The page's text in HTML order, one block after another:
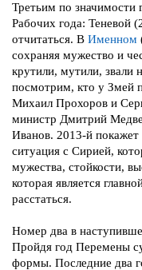
Третьим по значимости
Рабочих года: Теневой
отчитаться. В Именном
сохраняя мужество и
крутили, мутили, звали
посмотрим, кто у Змей
Михаил Прохоров и
министр Дмитрий
Иванов. 2013-й покажет
ситуация с Сирией,
мужества, стойкости,
которая является
расстаться.
Номер два в
Пройдя год Перемены
формы. Последние два